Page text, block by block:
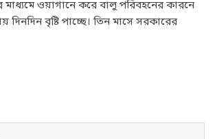
ওয়াগানে করে বালু পরিবহনের কারনে
বৃষ্টি পাচ্ছে। তিন মাসে সরকারের